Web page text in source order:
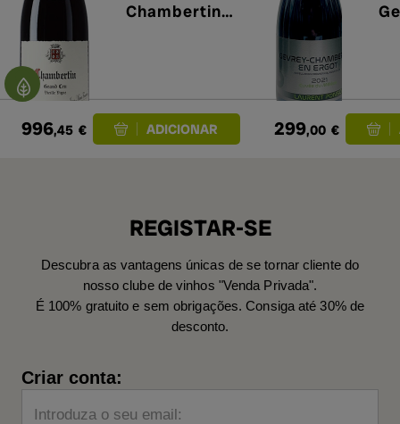
Chambertin
996,45 € 299,00 €
REGISTAR-SE
Descubra as vantagens únicas de se tornar cliente do
nosso clube de vinhos "Venda Privada".
É 100% gratuito e sem obrigações. Consiga até 30% de
desconto.
Criar conta:
Introduza o seu email: